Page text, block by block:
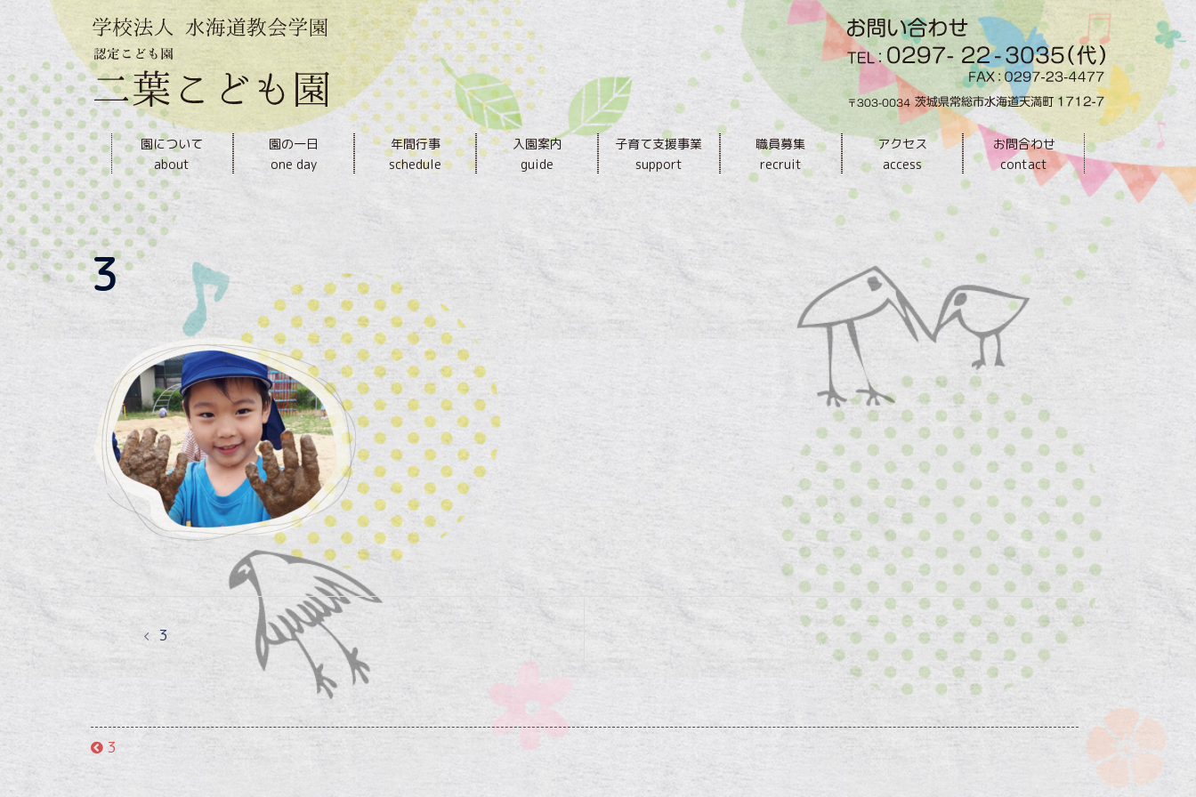
内
ス
キ
ッ
プ
園について
about
園の一日
one day
年間行事
schedule
入園案内
guide
子育て支援事業
support
職員募集
recruit
アクセス
access
お問合わせ
contact
3
投
稿
ビ
ゲ
3
3